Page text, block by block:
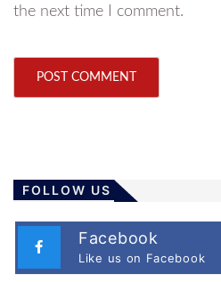
the next time I comment.
FOLLOW US
Facebook
Like us on Facebook